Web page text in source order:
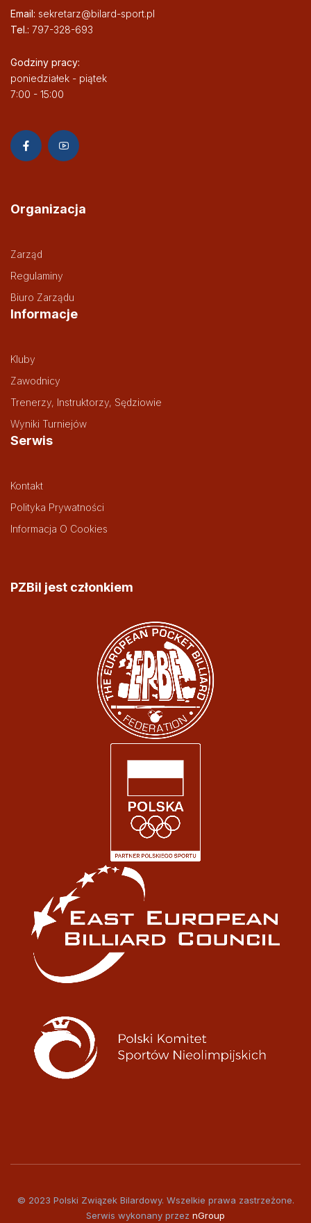
Email: sekretarz@bilard-sport.pl
Tel.: 797-328-693
Godziny pracy:
poniedziałek - piątek
7:00 - 15:00
Organizacja
Zarząd
Regulaminy
Biuro Zarządu
Informacje
Kluby
Zawodnicy
Trenerzy, Instruktorzy, Sędziowie
Wyniki Turniejów
Serwis
Kontakt
Polityka Prywatności
Informacja O Cookies
PZBil jest członkiem
© 2023 Polski Związek Bilardowy. Wszelkie prawa zastrzeżone.
Serwis wykonany przez nGroup